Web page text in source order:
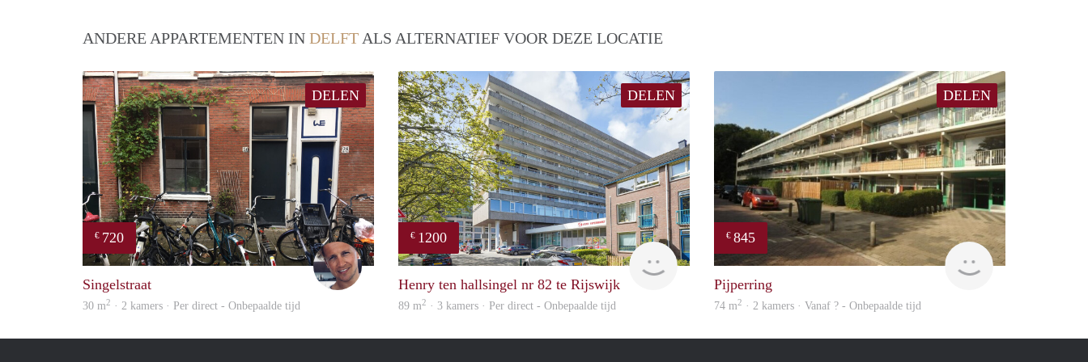
ANDERE APPARTEMENTEN IN DELFT ALS ALTERNATIEF VOOR DEZE LOCATIE
DELEN
€ 720
Michiel
Singelstraat
30 m2 · 2 kamers · Per direct - Onbepaalde tijd
DELEN
€ 1200
Jan Willem
Henry ten hallsingel nr 82 te Rijswijk
89 m2 · 3 kamers · Per direct - Onbepaalde tijd
DELEN
€ 845
finder
Pijperring
74 m2 · 2 kamers · Vanaf ? - Onbepaalde tijd